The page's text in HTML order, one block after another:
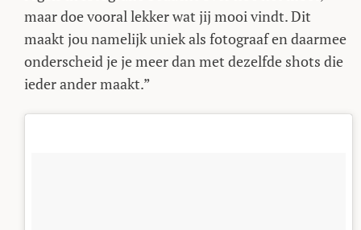
maar doe vooral lekker wat jij mooi vindt. Dit
maakt jou namelijk uniek als fotograaf en daarmee
onderscheid je je meer dan met dezelfde shots die
ieder ander maakt.”